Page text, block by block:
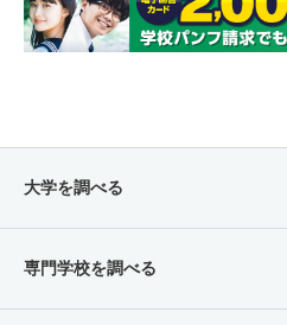
大学を調べる
専門学校を調べる